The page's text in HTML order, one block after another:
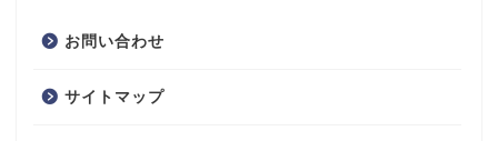
お問い合わせ
サイトマップ